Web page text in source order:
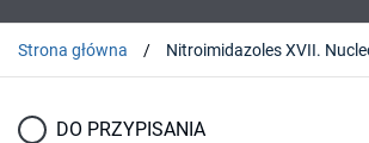
Strona główna
DO PRZYPISANIA